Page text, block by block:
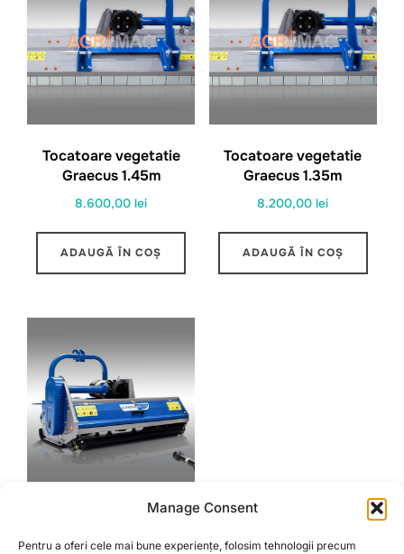
Manage Consent
Pentru a oferi cele mai bune experiențe, folosim tehnologii precum
Tocatoare vegetatie
Graecus 1.45m
8.600,00lei
ADAUGĂ ÎN COȘ
Tocatoare vegetatie
Graecus 1.35m
8.200,00lei
ADAUGĂ ÎN COȘ
Tocatoare vegetatie